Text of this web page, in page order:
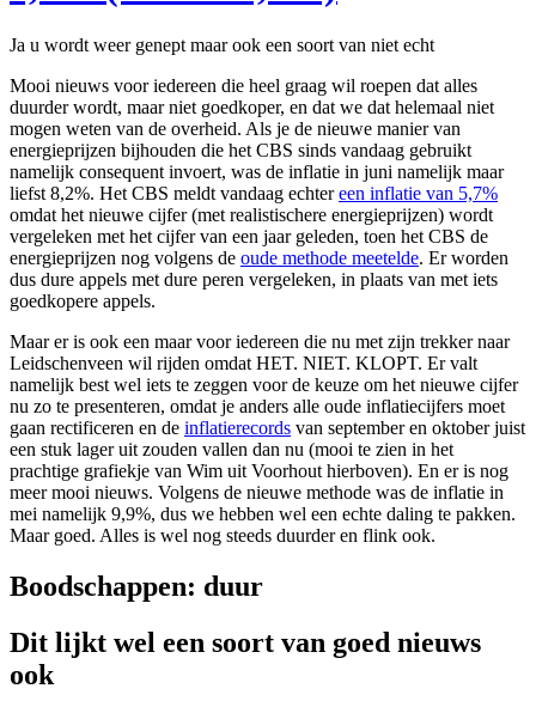
Ja u wordt weer genept maar ook een soort van niet echt
Mooi nieuws voor iedereen die heel graag wil roepen dat alles
duurder wordt, maar niet goedkoper, en dat we dat helemaal niet
mogen weten van de overheid. Als je de nieuwe manier van
energieprijzen bijhouden die het CBS sinds vandaag gebruikt
namelijk consequent invoert, was de inflatie in juni namelijk maar
liefst 8,2%. Het CBS meldt vandaag echtereen inflatie van 5,7%
omdat het nieuwe cijfer (met realistischere energieprijzen) wordt
vergeleken met het cijfer van een jaar geleden, toen het CBS de
energieprijzen nog volgens de oude methode meetelde. Er worden
dus dure appels met dure peren vergeleken, in plaats van met iets
goedkopere appels.
Maar er is ook een maar voor iedereen die nu met zijn trekker naar
Leidschenveen wil rijden omdat HET. NIET. KLOPT. Er valt
namelijk best wel iets te zeggen voor de keuze om het nieuwe cijfer
nu zo te presenteren, omdat je anders alle oude inflatiecijfers moet
gaan rectificeren en de inflatierecords van september en oktober juist
een stuk lager uit zouden vallen dan nu (mooi te zien in het
prachtige grafiekje van Wim uit Voorhout hierboven). En er is nog
meer mooi nieuws. Volgens de nieuwe methode was de inflatie in
mei namelijk 9,9%, dus we hebben wel een echte daling te pakken.
Maar goed. Alles is wel nog steeds duurder en flink ook.
Boodschappen: duur
Dit lijkt wel een soort van goed nieuws
ook